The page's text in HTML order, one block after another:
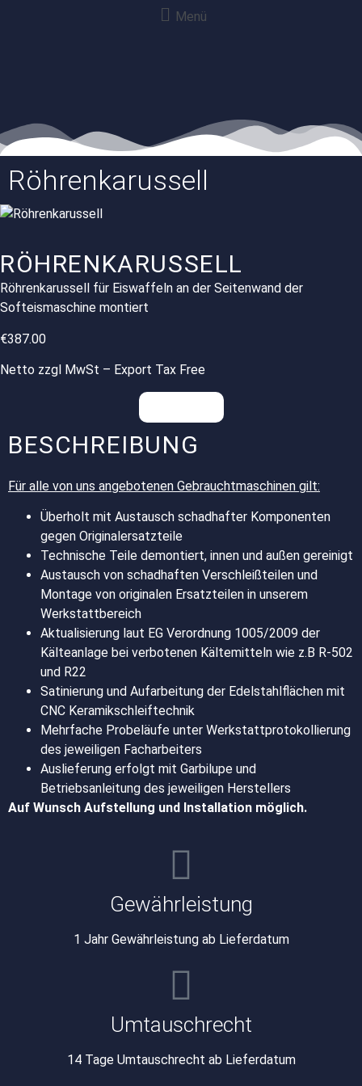
Menü
Röhrenkarussell
RÖHRENKARUSSELL
Röhrenkarussell für Eiswaffeln an der Seitenwand der
Softeismaschine montiert
€387.00
Netto zzgl MwSt – Export Tax Free
BESCHREIBUNG
Für alle von uns angebotenen Gebrauchtmaschinen gilt:
Überholt mit Austausch schadhafter Komponenten
gegen Originalersatzteile
Technische Teile demontiert, innen und außen gereinigt
Austausch von schadhaften Verschleißteilen und
Montage von originalen Ersatzteilen in unserem
Werkstattbereich
Aktualisierung laut EG Verordnung 1005/2009 der
Kälteanlage bei verbotenen Kältemitteln wie z.B R-502
und R22
Satinierung und Aufarbeitung der Edelstahlflächen mit
CNC Keramikschleiftechnik
Mehrfache Probeläufe unter Werkstattprotokollierung
des jeweiligen Facharbeiters
Auslieferung erfolgt mit Garbilupe und
Betriebsanleitung des jeweiligen Herstellers
Auf Wunsch Aufstellung und Installation möglich.
Gewährleistung
1 Jahr Gewährleistung ab Lieferdatum
Umtauschrecht
14 Tage Umtauschrecht ab Lieferdatum